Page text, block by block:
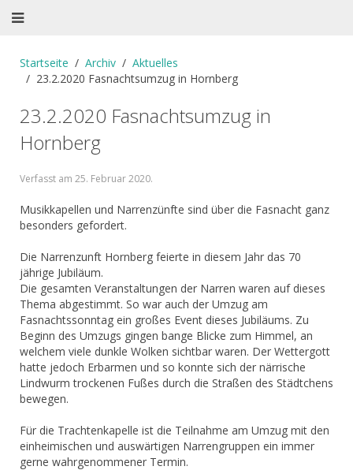
Startseite Archiv
Aktuelles
23.2.2020 Fasnachtsumzug in Hornberg
23.2.2020 Fasnachtsumzug in
Hornberg
Verfasst am 25. Februar 2020.
Musikkapellen und Narrenzünfte sind über die Fasnacht ganz
besonders gefordert.
Die Narrenzunft Hornberg feierte in diesem Jahr das 70
jährige Jubiläum.
Die gesamten Veranstaltungen der Narren waren auf dieses
Thema abgestimmt. So war auch der Umzug am
Fasnachtssonntag ein großes Event dieses Jubiläums. Zu
Beginn des Umzugs gingen bange Blicke zum Himmel, an
welchem viele dunkle Wolken sichtbar waren. Der Wettergott
hatte jedoch Erbarmen und so konnte sich der närrische
Lindwurm trockenen Fußes durch die Straßen des Städtchens
bewegen.
Für die Trachtenkapelle ist die Teilnahme am Umzug mit den
einheimischen und auswärtigen Narrengruppen ein immer
gerne wahrgenommener Termin.